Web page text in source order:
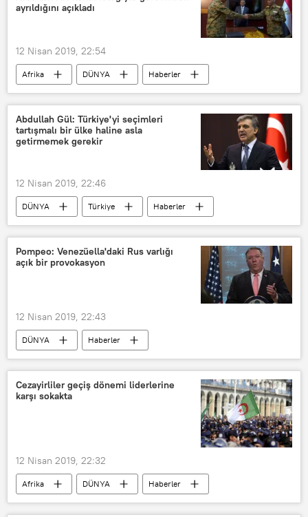
ayrıldığını açıkladı
12 Nisan 2019, 22:54
Afrika DÜNYA
Haberler
Sudan
Sudan ordusu
Sudan Askeri Konseyi
Avad Muhammed Ahmed bin Avf
Abdullah Gül: Türkiye'yi seçimleri
tartışmalı bir ülke haline asla
getirmemek gerekir
12 Nisan 2019, 22:46
DÜNYA Türkiye
Haberler
TÜRKİYE
İstanbul
Abdullah Gül
Ekrem İmamoğlu
AK Parti
YSK
Pompeo: Venezüella'daki Rus varlığı
açık bir provokasyon
12 Nisan 2019, 22:43
DÜNYA
Haberler
Güney Amerika
Venezüella’da darbe girişimi
ABD
ABD Dışişleri Bakanlığı
Cezayirliler geçiş dönemi liderlerine
karşı sokakta
12 Nisan 2019, 22:32
Afrika DÜNYA
Haberler
POLİTİKA
Cezayir